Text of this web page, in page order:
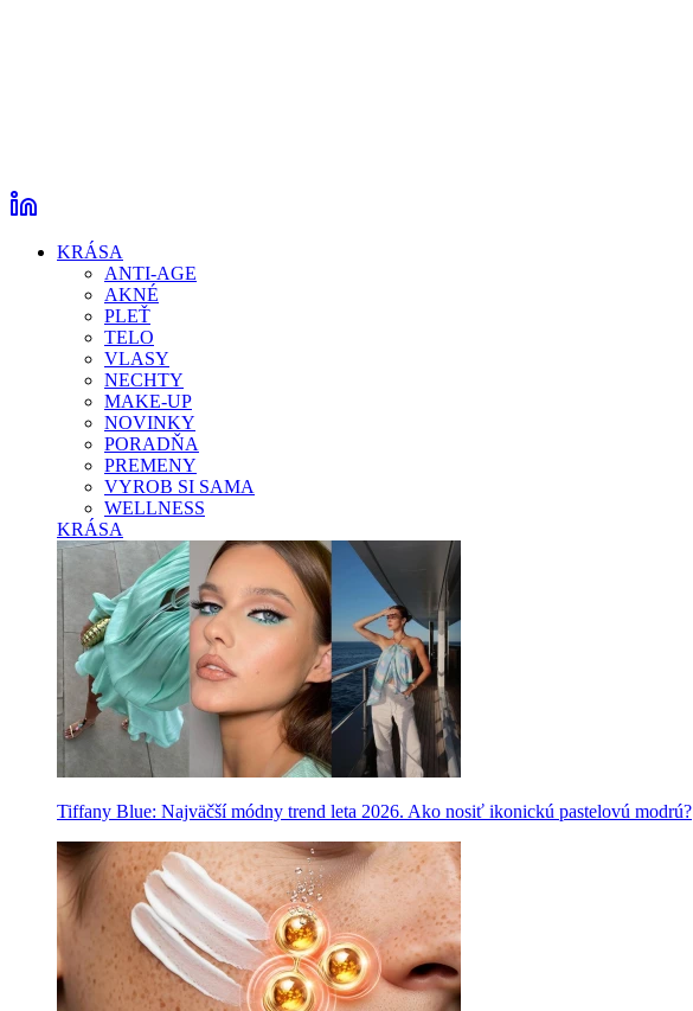
KRÁSA
ANTI-AGE
AKNÉ
PLEŤ
TELO
VLASY
NECHTY
MAKE-UP
NOVINKY
PORADŇA
PREMENY
VYROB SI SAMA
WELLNESS
KRÁSA
Tiffany Blue: Najväčší módny trend leta 2026. Ako nosiť ikonickú pastelovú modrú?